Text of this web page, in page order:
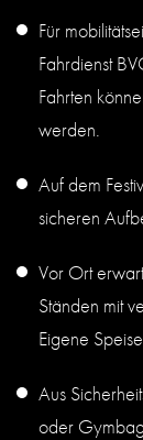
Für
Fahrdienst
Fahrten
werden.
Auf dem
sicheren
Vor Ort
Ständen mit
Eigene
Aus
oder